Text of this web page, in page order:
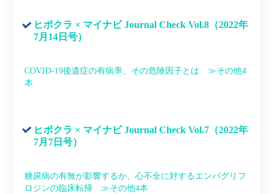
ヒポクラ × マイナビ Journal Check Vol.8（2022年
7月14日号）
COVID-19後遺症の有病率、その危険因子とは　≫その他4
本
ヒポクラ × マイナビ Journal Check Vol.7（2022年
7月7日号）
糖尿病の有無が影響するか、心不全に対するエンパグリフ
ロジンの臨床転帰　≫その他4本